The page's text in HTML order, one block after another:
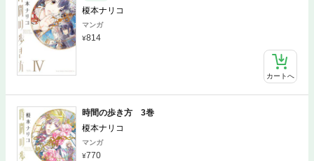
榎本ナリコ
マンガ
814
カートへ
時間の歩き方 3巻
榎本ナリコ
マンガ
770